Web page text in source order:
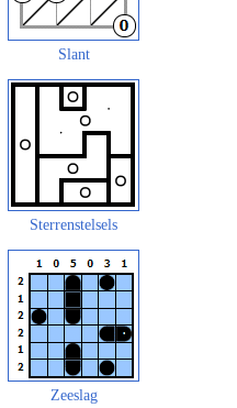
Slant
Sterrenstelsels
Zeeslag